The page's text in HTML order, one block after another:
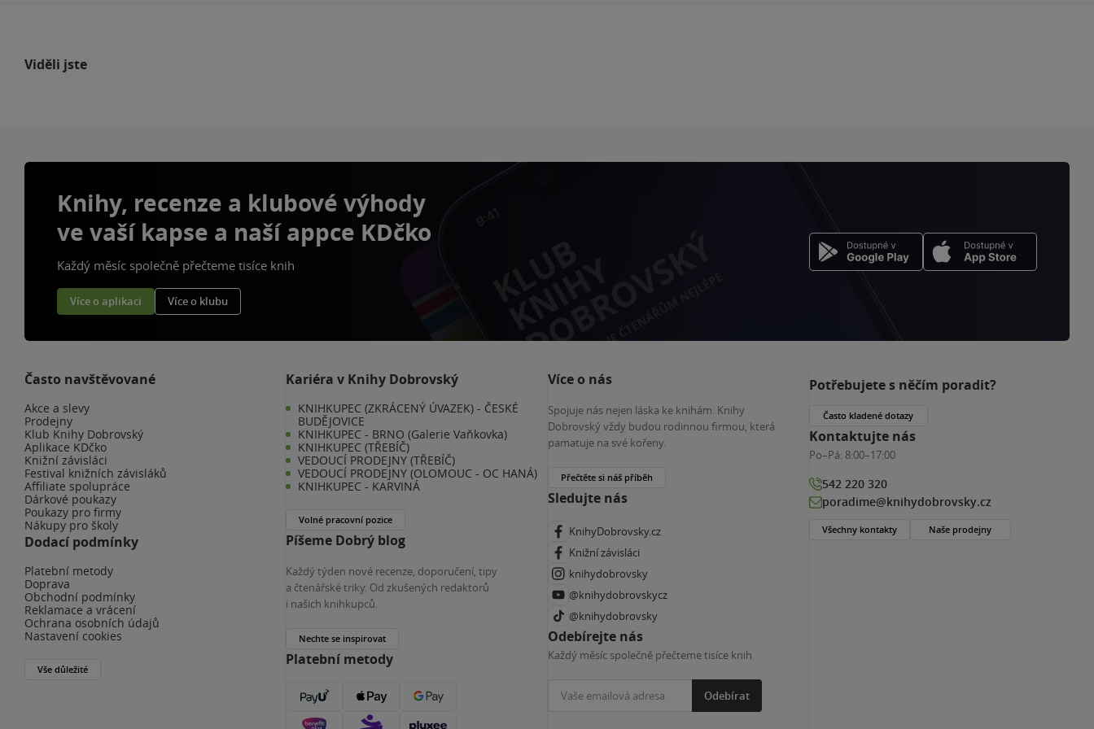
Viděli jste
Knihy, recenze a klubové výhody
ve vaší kapse a naší appce KDčko
Každý měsíc společně přečteme tisíce knih
Více o aplikaci Více o klubu
Často navštěvované
Akce a slevy
Prodejny
Klub Knihy Dobrovský
Aplikace KDčko
Knižní závisláci
Festival knižních závisláků
Affiliate spolupráce
Dárkové poukazy
Poukazy pro firmy
Nákupy pro školy
Dodací podmínky
Platební metody
Doprava
Obchodní podmínky
Reklamace a vrácení
Ochrana osobních údajů
Nastavení cookies
Vše důležité
Kariéra v Knihy Dobrovský
KNIHKUPEC (ZKRÁCENÝ ÚVAZEK) - ČESKÉ
BUDĚJOVICE
KNIHKUPEC - BRNO (Galerie Vaňkovka)
KNIHKUPEC (TŘEBÍČ)
VEDOUCÍ PRODEJNY (TŘEBÍČ)
VEDOUCÍ PRODEJNY (OLOMOUC - OC HANÁ)
KNIHKUPEC - KARVINÁ
Volné pracovní pozice
Píšeme Dobrý blog
Každý týden nové recenze, doporučení, tipy
a čtenářské triky. Od zkušených redaktorů
i našich knihkupců.
Nechte se inspirovat
Platební metody
Více o nás
Spojuje nás nejen láska ke knihám. Knihy
Dobrovský vždy budou rodinnou firmou, která
pamatuje na své kořeny.
Přečtěte si náš příběh
Sledujte nás
KnihyDobrovsky.cz
Knižní závisláci
knihydobrovsky
@knihydobrovskycz
@knihydobrovsky
Odebírejte nás
Každý měsíc společně přečteme tisíce knih
Odebírat
Potřebujete s něčím poradit?
Často kladené dotazy
Kontaktujte nás
Po–Pá: 8:00–17:00
542 220 320
poradime@knihydobrovsky.cz
Všechny kontakty Naše prodejny